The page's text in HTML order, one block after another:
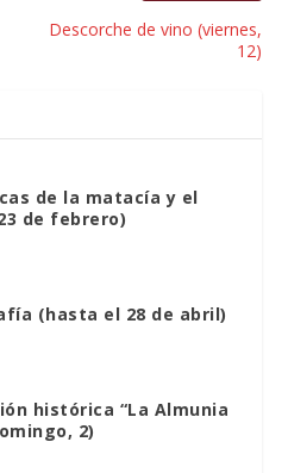
Descorche de vino (viernes,
12)
de la matacía y el
de febrero)
(hasta el 28 de abril)
histórica “La Almunia
2)